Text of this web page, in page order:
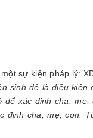
sự kiện pháp lý:
sinh đẻ là điều
xác định cha,
định cha, mẹ, con.